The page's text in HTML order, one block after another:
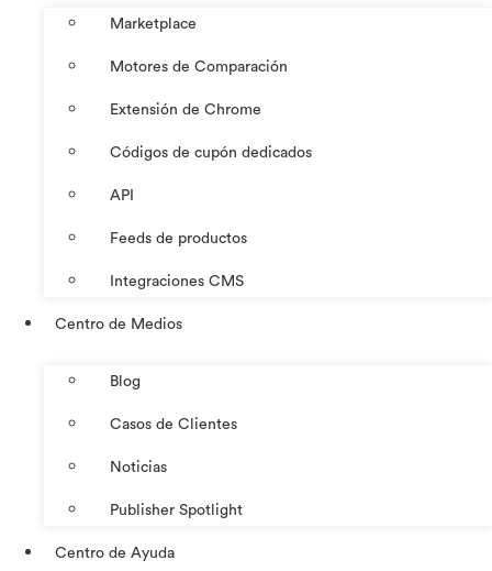
Marketplace
Motores de Comparación
Extensión de Chrome
Códigos de cupón dedicados
API
Feeds de productos
Integraciones CMS
Centro de Medios
Blog
Casos de Clientes
Noticias
Publisher Spotlight
Centro de Ayuda